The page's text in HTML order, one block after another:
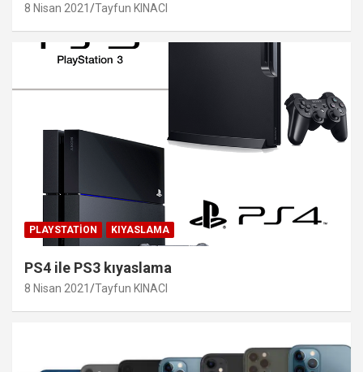
8 Nisan 2021 Tayfun KINACI
PLAYSTATION KIYASLAMA
PS4 ile PS3 kıyaslama
8 Nisan 2021 Tayfun KINACI